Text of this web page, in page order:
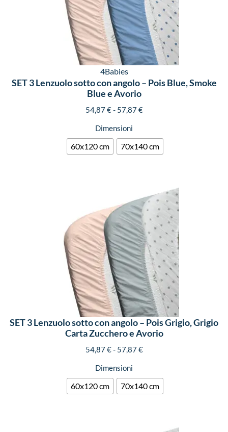
4Babies
SET 3 Lenzuolo sotto con angolo – Pois Blue, Smoke
Blue e Avorio
54,87€- 57,87€
Dimensioni
60x120 cm 70x140 cm
SET 3 Lenzuolo sotto con angolo – Pois Grigio, Grigio
Carta Zucchero e Avorio
54,87€- 57,87€
Dimensioni
60x120 cm 70x140 cm